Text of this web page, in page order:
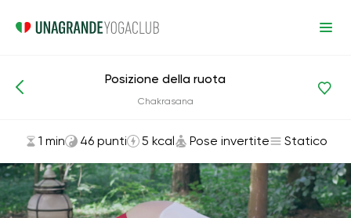
Pose invertite
Posizione della ruota
Chakrasana
1 min 46 punti 5 kcal Pose invertite Statico